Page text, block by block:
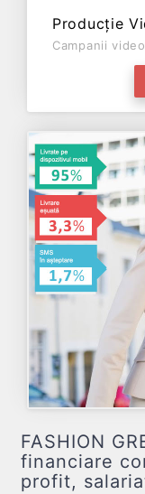
Producție
Campanii
FASHION
financiare
profit,